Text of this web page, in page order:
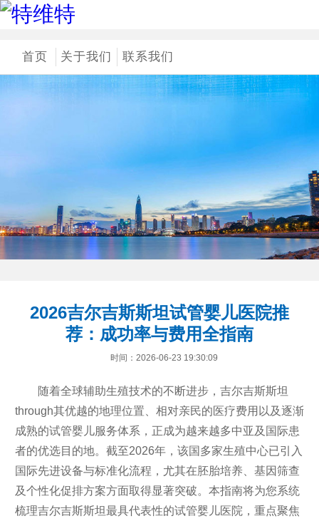
首页 关于我们 联系我们
2026吉尔吉斯斯坦试管婴儿医院推
荐：成功率与费用全指南
时间：2026-06-23 19:30:09
随着全球辅助生殖技术的不断进步，吉尔吉斯斯坦
through其优越的地理位置、相对亲民的医疗费用以及逐渐
成熟的试管婴儿服务体系，正成为越来越多中亚及国际患
者的优选目的地。截至2026年，该国多家生殖中心已引入
国际先进设备与标准化流程，尤其在胚胎培养、基因筛查
及个性化促排方案方面取得显著突破。本指南将为您系统
梳理吉尔吉斯斯坦最具代表性的试管婴儿医院，重点聚焦